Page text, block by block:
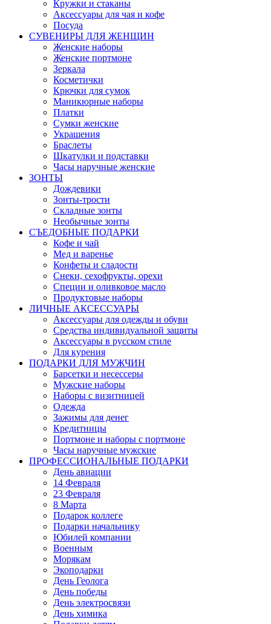
Кружки и стаканы
Аксессуары для чая и кофе
Посуда
СУВЕНИРЫ ДЛЯ ЖЕНЩИН
Женские наборы
Женские портмоне
Зеркала
Косметички
Крючки для сумок
Маникюрные наборы
Платки
Сумки женские
Украшения
Браслеты
Шкатулки и подставки
Часы наручные женские
ЗОНТЫ
Дождевики
Зонты-трости
Складные зонты
Необычные зонты
СЪЕДОБНЫЕ ПОДАРКИ
Кофе и чай
Мед и варенье
Конфеты и сладости
Снеки, сехофрукты, орехи
Специи и оливковое масло
Продуктовые наборы
ЛИЧНЫЕ АКСЕССУАРЫ
Аксессуары для одежды и обуви
Средства индивидуальной защиты
Аксессуары в русском стиле
Для курения
ПОДАРКИ ДЛЯ МУЖЧИН
Барсетки и несессеры
Мужские наборы
Наборы с визитницей
Одежда
Зажимы для денег
Кредитницы
Портмоне и наборы с портмоне
Часы наручные мужские
ПРОФЕССИОНАЛЬНЫЕ ПОДАРКИ
День авиации
14 Февраля
23 Февраля
8 Марта
Подарок коллеге
Подарки начальнику
Юбилей компании
Военным
Морякам
Экоподарки
День Геолога
День победы
День электросвязи
День химика